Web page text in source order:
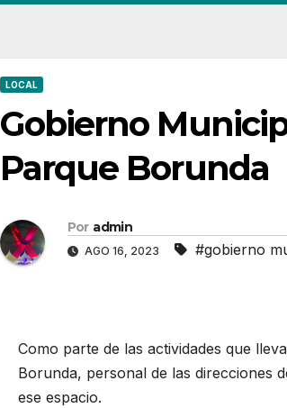
LOCAL
Gobierno
Parque Borunda
Por admin
AGO 16, 2023 #gobierno
Como parte de las actividades que
Borunda, personal de las direcciones
ese espacio.